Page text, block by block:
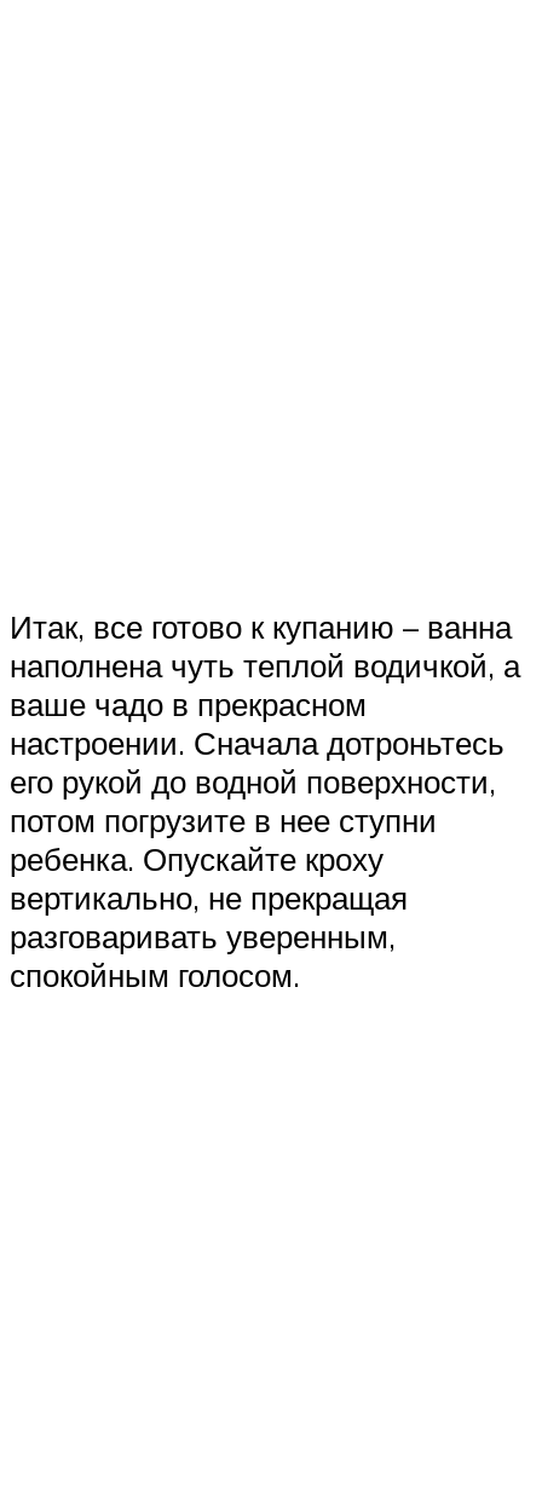
Итак, все готово к купанию – ванна
наполнена чуть теплой водичкой, а
ваше чадо в прекрасном
настроении. Сначала дотроньтесь
его рукой до водной поверхности,
потом погрузите в нее ступни
ребенка. Опускайте кроху
вертикально, не прекращая
разговаривать уверенным,
спокойным голосом.